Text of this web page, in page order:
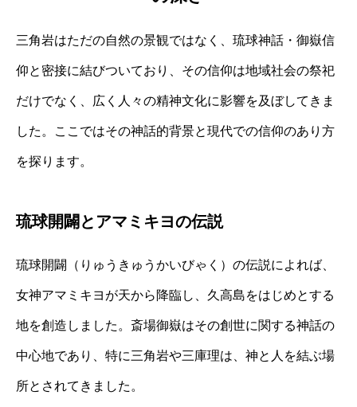
三角岩はただの自然の景観ではなく、琉球神話・御嶽信
仰と密接に結びついており、その信仰は地域社会の祭祀
だけでなく、広く人々の精神文化に影響を及ぼしてきま
した。ここではその神話的背景と現代での信仰のあり方
を探ります。
琉球開闢とアマミキヨの伝説
琉球開闢（りゅうきゅうかいびゃく）の伝説によれば、
女神アマミキヨが天から降臨し、久高島をはじめとする
地を創造しました。斎場御嶽はその創世に関する神話の
中心地であり、特に三角岩や三庫理は、神と人を結ぶ場
所とされてきました。